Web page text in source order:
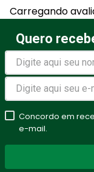
Avalie o
estrelas
★★★★
Seu nome
Carregando
Quero
Concordo em
e-mail.